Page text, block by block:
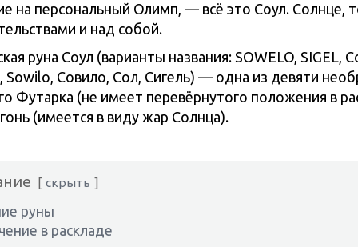
на персональный Олимп, — всё это Соул. Солнце,
и над собой.
руна Соул (варианты названия: SOWELO, SIGEL,
Sowilo, Совило, Сол, Сигель) — одна из девяти
Футарка (не имеет перевёрнутого положения в
(имеется в виду жар Солнца).
скрыть
руны
в раскладе